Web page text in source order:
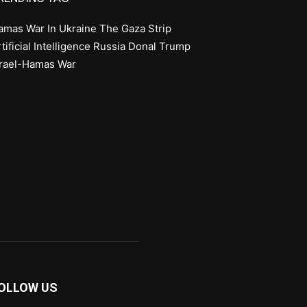
War In Ukraine The Gaza Strip
Intelligence Russia Donal Trump
Hamas War
US